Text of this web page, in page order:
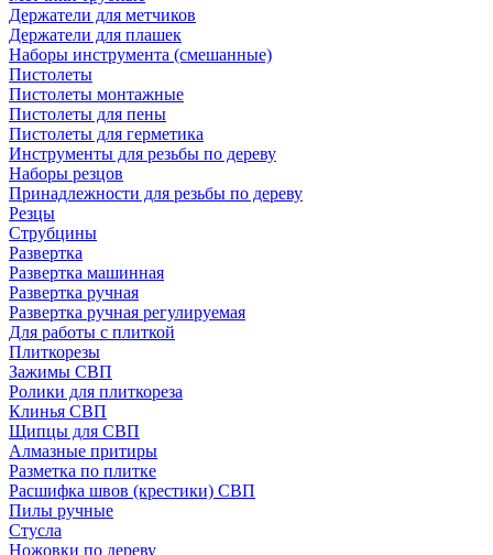
Держатели для метчиков
Держатели для плашек
Наборы инструмента (смешанные)
Пистолеты
Пистолеты монтажные
Пистолеты для пены
Пистолеты для герметика
Инструменты для резьбы по дереву
Наборы резцов
Принадлежности для резьбы по дереву
Резцы
Струбцины
Развертка
Развертка машинная
Развертка ручная
Развертка ручная регулируемая
Для работы с плиткой
Плиткорезы
Зажимы СВП
Ролики для плиткореза
Клинья СВП
Щипцы для СВП
Алмазные притиры
Разметка по плитке
Расшифка швов (крестики) СВП
Пилы ручные
Стусла
Ножовки по дереву